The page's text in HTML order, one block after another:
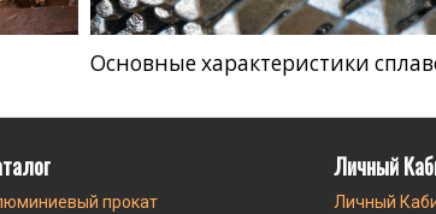
Основные характеристики
прокат
Личный
Личный